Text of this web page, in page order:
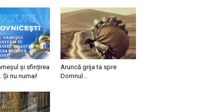
și sfințirea
Și nu numai!
Aruncă grija ta spre
Domnul…